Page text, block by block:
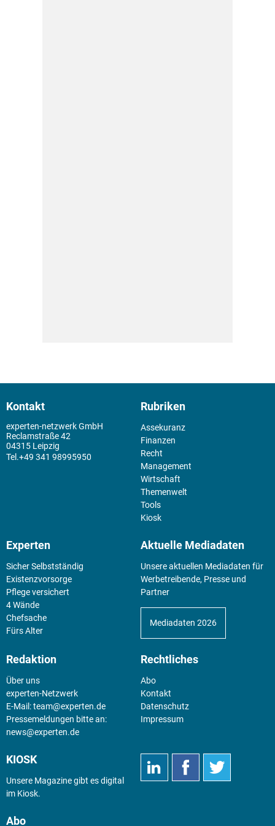
Kontakt
experten-netzwerk GmbH
Reclamstraße 42
04315 Leipzig
+49 341 98995950
Rubriken
Assekuranz
Finanzen
Recht
Management
Wirtschaft
Themenwelt
Tools
Kiosk
Experten
Sicher Selbstständig
Existenz­vorsorge
Pflege versichert
4 Wände
Chefsache
Fürs Alter
Aktuelle Mediadaten
Unsere aktuellen Mediadaten für
Werbetreibende, Presse und
Partner
Mediadaten 2026
Redaktion
Über uns
experten-Netzwerk
E-Mail:team@experten.de
Pressemeldungen bitte an:
news@experten.de
Rechtliches
Abo
Kontakt
Datenschutz
Impressum
KIOSK
Unsere Magazine gibt es digital
im Kiosk.
Abo